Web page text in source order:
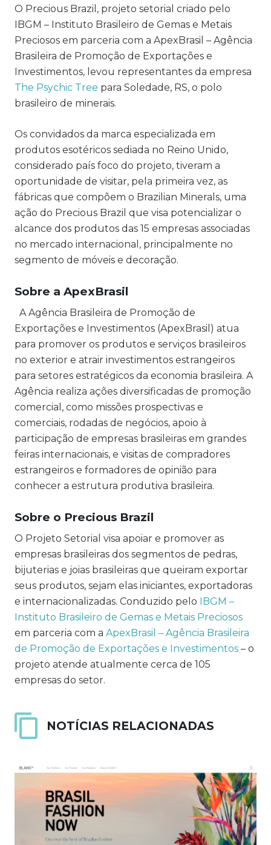
O Precious Brazil , projeto setorial criado pelo
IBGM – Instituto Brasileiro de Gemas e Metais
Preciosos em parceria com a ApexBrasil – Agência
Brasileira de Promoção de Exportações e
Investimentos, levou representantes da empresa
The Psychic Tree para Soledade, RS, o polo
brasileiro de minerais.
Os convidados da marca especializada em
produtos esotéricos sediada no Reino Unido,
considerado país foco do projeto, tiveram a
oportunidade de visitar, pela primeira vez, as
fábricas que compõem o Brazilian Minerals, uma
ação do Precious Brazil que visa potencializar o
alcance dos produtos das 15 empresas associadas
no mercado internacional, principalmente no
segmento de móveis e decoração.
Sobre a ApexBrasil
A Agência Brasileira de Promoção de
Exportações e Investimentos (ApexBrasil) atua
para promover os produtos e serviços brasileiros
no exterior e atrair investimentos estrangeiros
para setores estratégicos da economia brasileira. A
Agência realiza ações diversificadas de promoção
comercial, como missões prospectivas e
comerciais, rodadas de negócios, apoio à
participação de empresas brasileiras em grandes
feiras internacionais, e visitas de compradores
estrangeiros e formadores de opinião para
conhecer a estrutura produtiva brasileira.
Sobre o Precious Brazil
O Projeto Setorial visa apoiar e promover as
empresas brasileiras dos segmentos de pedras,
bijuterias e joias brasileiras que queiram exportar
seus produtos, sejam elas iniciantes, exportadoras
e internacionalizadas. Conduzido pelo IBGM –
Instituto Brasileiro de Gemas e Metais Preciosos
em parceria com a ApexBrasil – Agência Brasileira
de Promoção de Exportações e Investimentos – o
projeto atende atualmente cerca de 105
empresas do setor.
NOTÍCIAS RELACIONADAS